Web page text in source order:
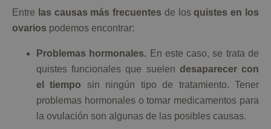
Entre las causas más frecuentes de losquistes en los
ovarios podemos encontrar:
Problemas hormonales. En este caso, se trata de
quistes funcionales que suelen desaparecer con
el tiempo sin ningún tipo de tratamiento. Tener
problemas hormonales o tomar medicamentos para
la ovulación son algunas de las posibles causas.